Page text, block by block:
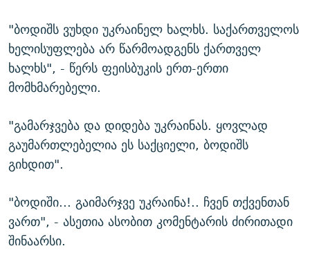
"ბოდიშს ვუხდი უკრაინელ ხალხს. საქართველოს
ხელისუფლება არ წარმოადგენს ქართველ
ხალხს", - წერს ფეისბუკის ერთ-ერთი
მომხმარებელი.
"გამარჯვება და დიდება უკრაინას. ყოვლად
გაუმართლებელია ეს საქციელი, ბოდიშს
გიხდით".
"ბოდიში... გაიმარჯვე უკრაინა!.. ჩვენ თქვენთან
ვართ", - ასეთია ასობით კომენტარის ძირითადი
შინაარსი.